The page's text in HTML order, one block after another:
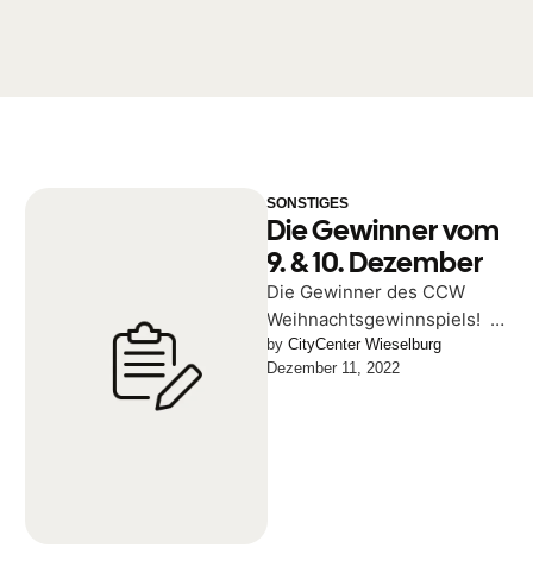
SONSTIGES
Die Gewinner vom
9. & 10. Dezember
Die Gewinner des CCW
Weihnachtsgewinnspiels!
Die Gewinner des CCW
Weihnachtsgewinnspiels
by CityCenter Wieselburg
Dezember 11, 2022